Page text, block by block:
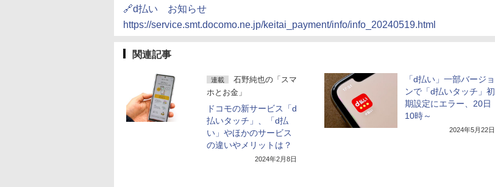
🔗d払い お知らせ
https://service.smt.docomo.ne.jp/keitai_payment/info/info_20240519.html
関連記事
連載
石野純也の「スマ
ホとお金」
ドコモの新サービス「d
払いタッチ」、「d払
い」やほかのサービス
の違いやメリットは？
2024年2月8日
「d払い」一部バージョ
ンで「d払いタッチ」初
期設定にエラー、20日
10時～
2024年5月22日